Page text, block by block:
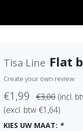
Tisa Line Flat
Create your own review
€1,99 €3,00 (incl.
(excl. btw €1,64)
KIES UW MAAT: *